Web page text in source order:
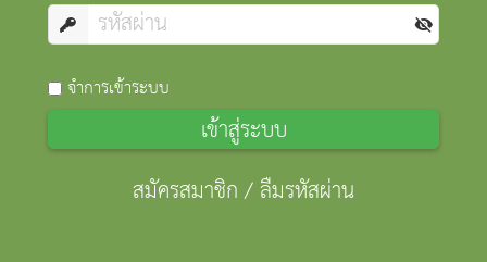
จำการเข้าระบบ
เข้าสู่ระบบ
สมัครสมาชิก/ลืมรหัสผ่าน